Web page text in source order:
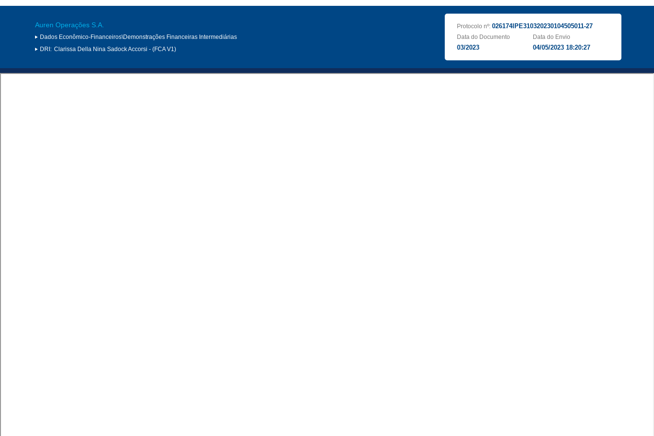
Auren Operações S.A.
Dados Econômico-Financeiros\Demonstrações Financeiras Intermediárias
DRI: Clarissa Della Nina Sadock Accorsi - (FCA V1)
Protocolo nº: 026174IPE310320230104505011-27
Data do Documento
03/2023
Data do Envio
04/05/2023 18:20:27